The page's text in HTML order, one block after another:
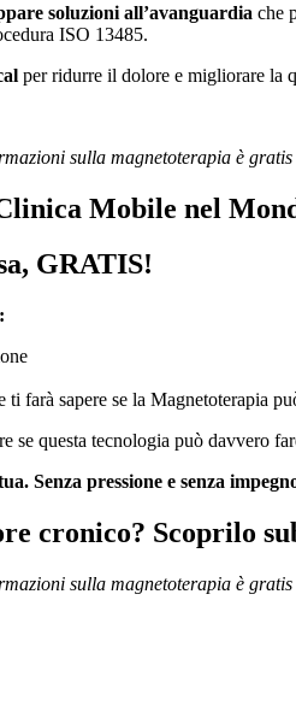
soluzioni all’avanguardia che
ISO 13485.
per ridurre il dolore e migliorare la
sulla magnetoterapia è
Mobile nel
GRATIS!
farà sapere se la Magnetoterapia
questa tecnologia può davvero
Senza pressione e senza
cronico? Scoprilo
sulla magnetoterapia è